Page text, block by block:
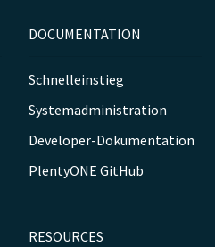
DOCUMENTATION
Schnelleinstieg
Systemadministration
Developer-Dokumentation
PlentyONE GitHub
RESOURCES